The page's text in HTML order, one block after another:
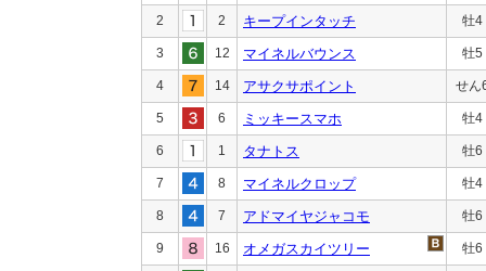
2 2 キープインタッチ 牡4
3 12 マイネルバウンス 牡5
4 14 アサクサポイント せん
5 6 ミッキースマホ 牡4
6 1 タナトス 牡6
7 8 マイネルクロップ 牡4
8 7 アドマイヤジャコモ 牡6
9 16 オメガスカイツリー 牡6